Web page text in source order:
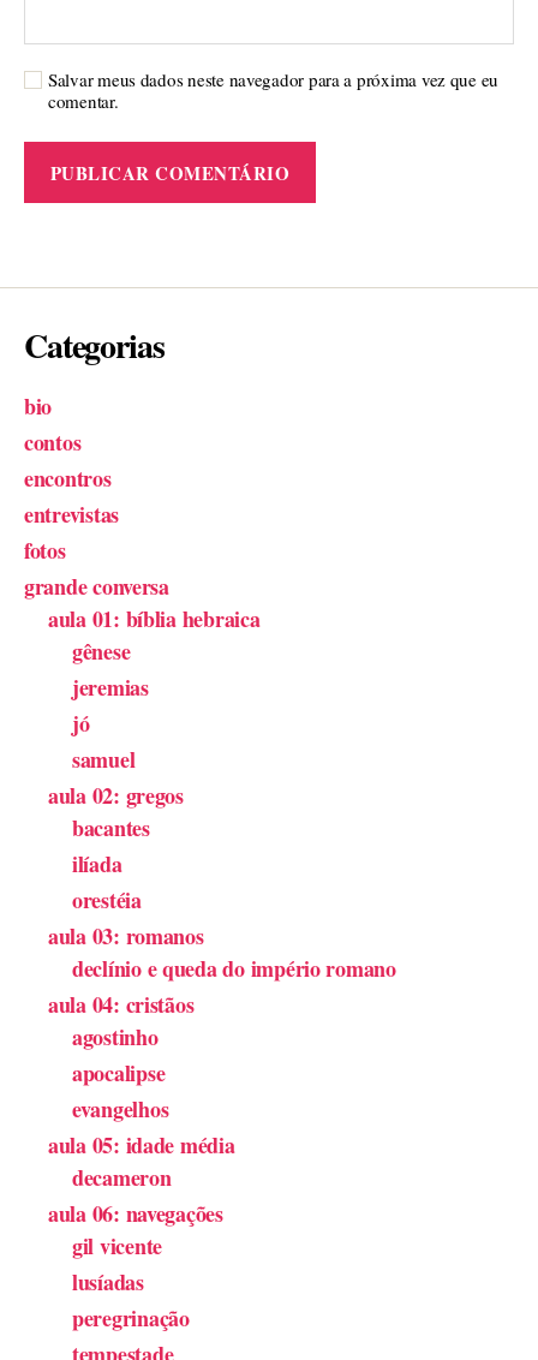
Salvar meus dados neste navegador para a próxima vez que eu
comentar.
Categorias
bio
contos
encontros
entrevistas
fotos
grande conversa
aula 01: bíblia hebraica
gênese
jeremias
jó
samuel
aula 02: gregos
bacantes
ilíada
orestéia
aula 03: romanos
declínio e queda do império romano
aula 04: cristãos
agostinho
apocalipse
evangelhos
aula 05: idade média
decameron
aula 06: navegações
gil vicente
lusíadas
peregrinação